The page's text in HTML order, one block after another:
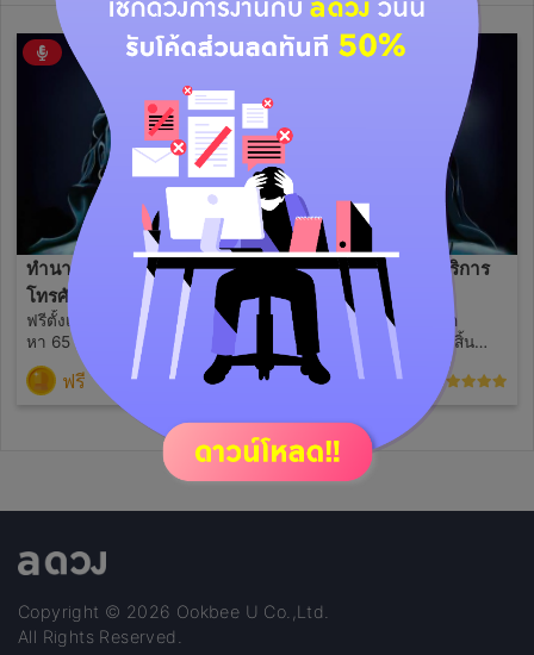
ทำนายชะตาชีวิตจากเบอร์
โทรศัพท์
ฟรีตั้งแต่วันนี้จนถึงสิ้นเดือนสิง
หา 65
ฟรี
ดูดวงฟรีสำหรับผู้ใช้บริการ
ช่วงเปิดตัว
พยากรณ์ดวงฟรีด้วยหลัก
โหราศาสตร์ไทย วันนี้ถึงสิ้น
เดือนสิงหา 65 เท่านั้น ใช้ วดป
เวลาเกิด ในการทำนาย
ฟรี
Copyright © 2026 Ookbee U Co.,Ltd.
All Rights Reserved.